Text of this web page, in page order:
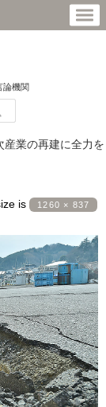
論機関
業の再建に全力を
is 1260 × 837